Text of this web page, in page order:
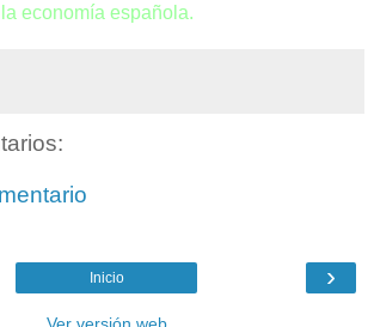
economía española.
›
Inicio
Ver versión web